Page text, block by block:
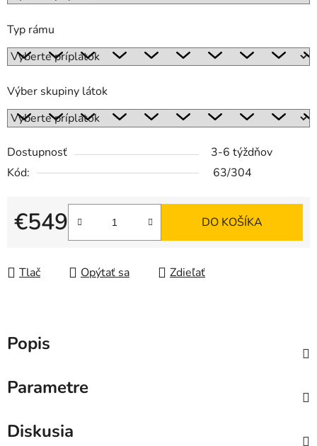
Typ rámu
Výber skupiny látok
Dostupnosť
3-6 týždňov
Kód:
63/304
€549
Jednotková cena:
DO KOŠÍKA
Tlač Opýtať sa Zdieľať
Popis
Parametre
Diskusia